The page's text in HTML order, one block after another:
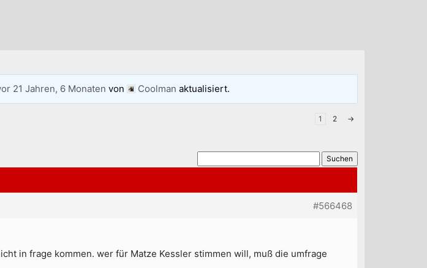
21 Jahren, 6 Monaten von Coolman aktualisiert.
1 2 →
#566468
in frage kommen. wer für Matze Kessler stimmen will, muß die umfrage